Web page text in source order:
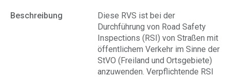
Beschreibung
Diese RVS ist bei der
Durchführung von Road Safety
Inspections (RSI) von Straßen mit
öffentlichem Verkehr im Sinne der
StVO (Freiland und Ortsgebiete)
anzuwenden. Verpflichtende RSI